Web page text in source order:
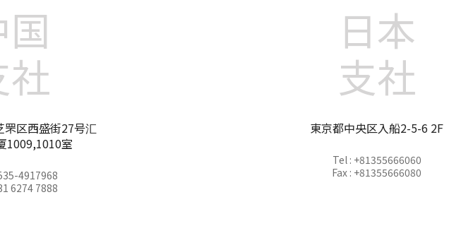
社
罘区西盛街27号汇
1009,1010室
4917968
6274 7888
日本
支社
東京都中央区入船2-5-6 2F
Tel : +81355666060
Fax : +81355666080